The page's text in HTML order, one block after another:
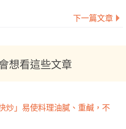
下一篇文章
想看這些文章
炒」易使料理油膩、重鹹，不